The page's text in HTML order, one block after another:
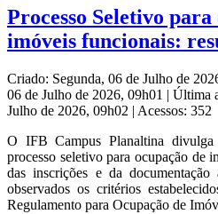
Processo Seletivo para
imóveis funcionais:
Criado: Segunda, 06 de Julho de
06 de Julho de 2026, 09h01 | Última
Julho de 2026, 09h02 | Acessos: 352
O IFB Campus Planaltina
processo seletivo para ocupação de
das inscrições e da documentação
observados os critérios
Regulamento para Ocupação de